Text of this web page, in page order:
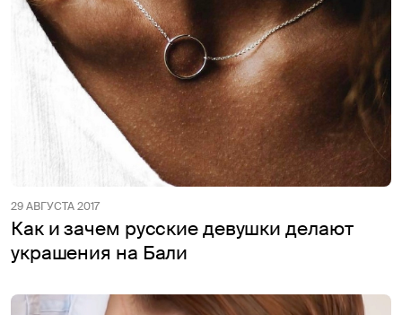
29 АВГУСТА 2017
Как и зачем русские девушки делают
украшения на Бали